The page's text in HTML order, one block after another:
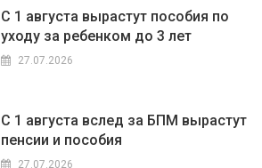
С 1 августа вырастут пособия по
уходу за ребенком до 3 лет
27.07.2026
С 1 августа вслед за БПМ вырастут
пенсии и пособия
27.07.2026